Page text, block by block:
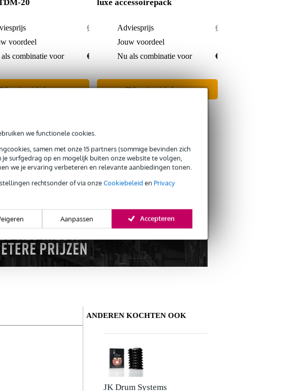
we functionele cookies.
samen met onze 15 partners (sommige bevinden zich
surfgedrag op en mogelijk buiten onze website te volgen,
we je ervaring verbeteren en relevante aanbiedingen tonen.
rechtsonder of via onzeCookiebeleid en Privacy
Aanpassen Accepteren
20
€ 259,-
voordeel
combinatie voor
€ 255,-
In mijn winkelwagen
luxe accessoirepack
Adviesprijs
€ 438,-
Jouw voordeel
Nu als combinatie voor
€ 433,-
In mijn winkelwagen
Gratis retourneren
Schrijf zelf een review
ANDEREN KOCHTEN OOK
JK Drum Systems